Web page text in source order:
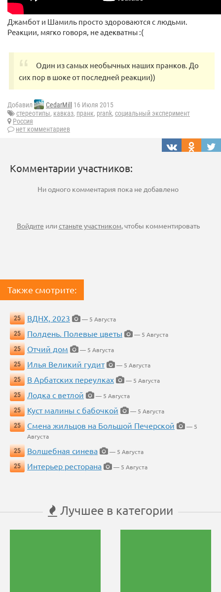
Джамбот и Шамиль просто здороваются с людьми.
Реакции, мягко говоря, не адекватны :(
Один из самых необычных наших пранков. До
сих пор в шоке от последней реакции))
Добавил CedarMill
16 Июля 2015
стереотипы, кавказ, пранк, prank, социальный эксперимент
Россия
нет комментариев
Комментарии участников:
Ни одного комментария пока не добавлено
Войдите илистаньте участником, чтобы комментировать
Также смотрите:
25 ВДНХ, 2023
— 5 Августа
25
Полдень. Полевые цветы
— 5 Августа
25
Отчий дом
— 5 Августа
25
Илья Великий гудит
— 5 Августа
25
В Арбатских переулках
— 5 Августа
25
Лодка с ветлой
— 5 Августа
25
Куст малины с бабочкой
— 5 Августа
25
Смена жильцов на Большой Печерской
— 5
Августа
25
Волшебная синева
— 5 Августа
25
Интерьер ресторана — 5 Августа
Лучшее в категории